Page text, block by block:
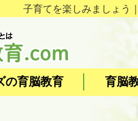
子育てを楽しみましょう
の育脳教育 育脳